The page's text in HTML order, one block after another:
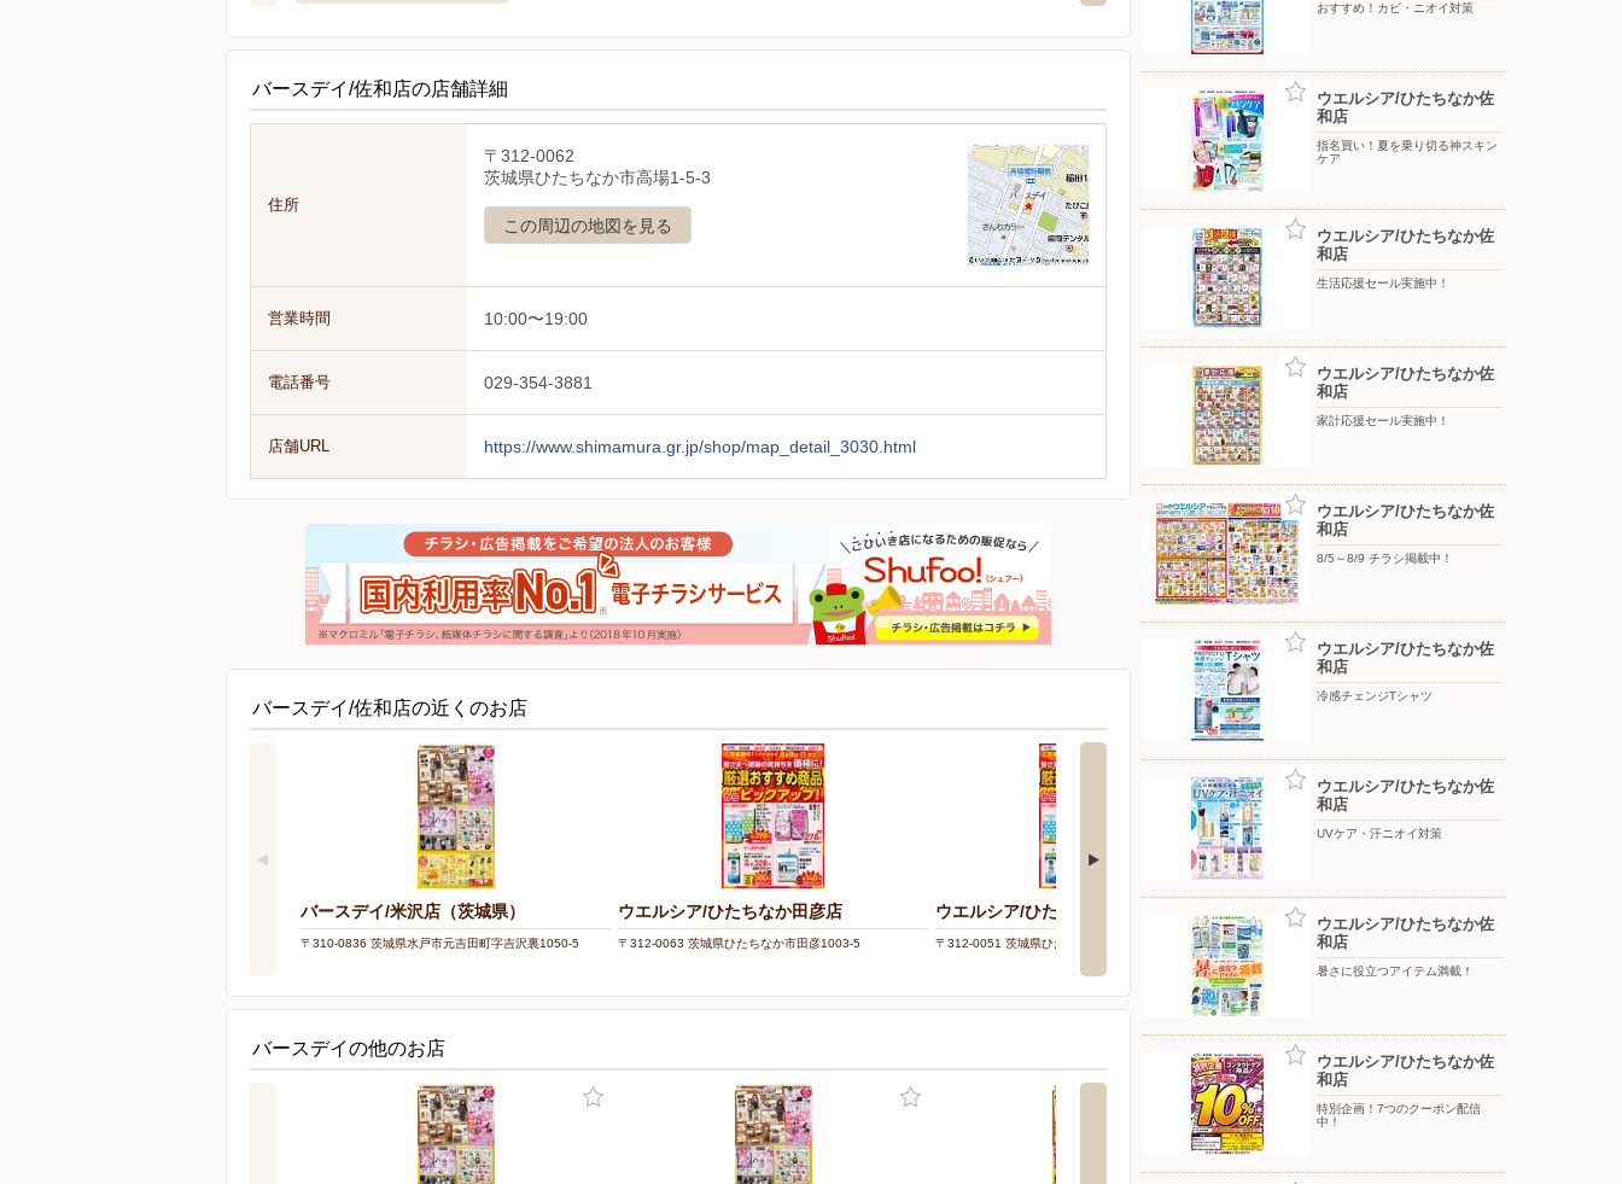
バースデイ/佐和店の店舗詳細
住所
〒312-0062
茨城県ひたちなか市高場1-5-3
この周辺の地図を見る
営業時間 10:00〜19:00
電話番号 029-354-3881
店舗URL https://www.shimamura.gr.jp/shop/map_detail_3030.html
バースデイ/佐和店の近くのお店
バースデイ/米沢店（茨城県）
〒310-0836 茨城県水戸市元吉田町字吉沢裏1050-5
ウエルシア/ひたちなか田彦店
〒312-0063 茨城県ひたちなか市田彦1003-5
ウエルシア/ひたちなか堂端店
〒312-0051 茨城県ひたちなか市堂端2-1-4
ツルハドラッグひたちなか昭和通り店
〒312-0011 茨城県ひたちなか市中根３３２５番地１３
バースデイの他のお店
おすすめ！カビ・ニオイ対策
ウエルシア/ひたちなか佐
和店
指名買い！夏を乗り切る神スキン
ケア
ウエルシア/ひたちなか佐
和店
生活応援セール実施中！
ウエルシア/ひたちなか佐
和店
家計応援セール実施中！
ウエルシア/ひたちなか佐
和店
8/5～8/9 チラシ掲載中！
ウエルシア/ひたちなか佐
和店
冷感チェンジTシャツ
ウエルシア/ひたちなか佐
和店
UVケア・汗ニオイ対策
ウエルシア/ひたちなか佐
和店
暑さに役立つアイテム満載！
ウエルシア/ひたちなか佐
和店
特別企画！7つのクーポン配信
中！